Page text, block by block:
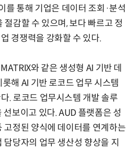
를 통해 기업은 데이터 조회·분석
절감할 수 있으며, 보다 빠르고 정
경쟁력을 강화할 수 있다.
와 같은 생성형 AI 기반 데
해 AI 기반 로코드 업무 시스템
. 로코드 업무시스템 개발 솔루
보이고 있다. AUD 플랫폼은 성
고정된 양식에 데이터를 연계하는
담당자의 업무 생산성 향상을 지